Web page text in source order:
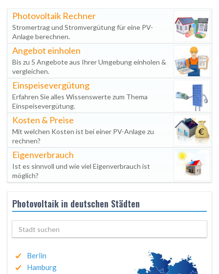
Photovoltaik Rechner
Stromertrag und Stromvergütung für eine PV-
Anlage berechnen.
Angebot einholen
Bis zu 5 Angebote aus Ihrer Umgebung einholen &
vergleichen.
Einspeisevergütung
Erfahren Sie alles Wissenswerte zum Thema
Einspeisevergütung.
Kosten & Preise
Mit welchen Kosten ist bei einer PV-Anlage zu
rechnen?
Eigenverbrauch
Ist es sinnvoll und wie viel Eigenverbrauch ist
möglich?
Photovoltaik in deutschen Städten
Berlin
Hamburg